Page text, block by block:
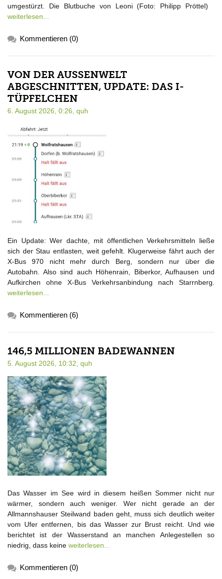
umgestürzt. Die Blutbuche von Leoni (Foto: Philipp Pröttel)
weiterlesen...
Kommentieren (0)
VON DER AUSSENWELT A
BGESCHNITTEN, UPDATE: DAS I-T
ÜPFELCHEN
6. August 2026, 0:26, quh
Ein Update: Wer dachte, mit öffentlichen Verkehrsmitteln ließe
sich der Stau entlasten, weit gefehlt. Klugerweise fährt auch der
X-Bus 970 nicht mehr durch Berg, sondern nur über die
Autobahn. Also sind auch Höhenrain, Biberkor, Aufhausen und
Aufkirchen ohne X-Bus Verkehrsanbindung nach Starrnberg.
weiterlesen...
Kommentieren (6)
146,5 MILLIONEN BADEWANNEN
5. August 2026, 10:32, quh
Das Wasser im See wird in diesem heißen Sommer nicht nur
wärmer, sondern auch weniger. Wer nicht gerade an der
Allmannshauser Steilwand baden geht, muss sich deutlich weiter
vom Ufer entfernen, bis das Wasser zur Brust reicht. Und wie
berichtet ist der Wasserstand an manchen Anlegestellen so
niedrig, dass keine weiterlesen...
Kommentieren (0)